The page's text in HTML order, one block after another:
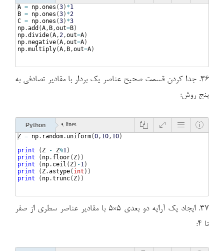
A = np.ones (3) *1
B = np.ones (3) *2
C = np.ones (3) *3
np.add (A , B ,out=B)
np.divide(A , 2 ,out=A)
np. negative(A ,out=A)
np.multiply(A , B ,out=A)
۳۶. جدا کردن قسمت صحیح عناصر یک بردار با مقادیر تصادفی به
پنج روش:
Python 9 lines
Z = np. random. uniform(0, 10, 10)
print
( Z - Z%1)
print
( np. floor( Z))
print
( np. ceil ( Z) -1)
print
( Z.astype( int ))
print
( np.trunc( Z))
۳۷. ایجاد یک آرایه دو بعدی ۵×۵ با مقادیر عناصر سطری از صفر
تا ۴: